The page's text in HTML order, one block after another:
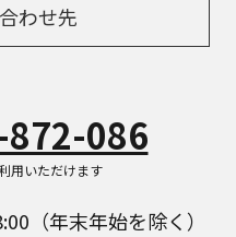
わせ先
086
用いただけます
（年末年始を除く）